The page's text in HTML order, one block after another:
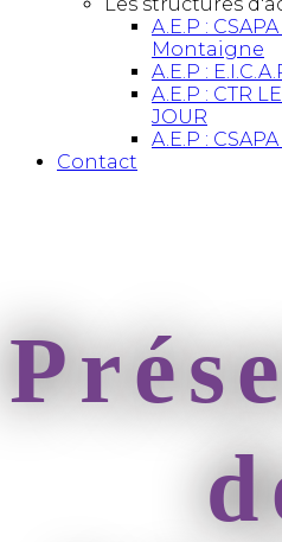
A.E.P :
Montaigne
A.E.P :
A.E.P : CTR
JOUR
A.E.P :
Contact